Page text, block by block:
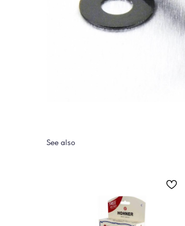
See also